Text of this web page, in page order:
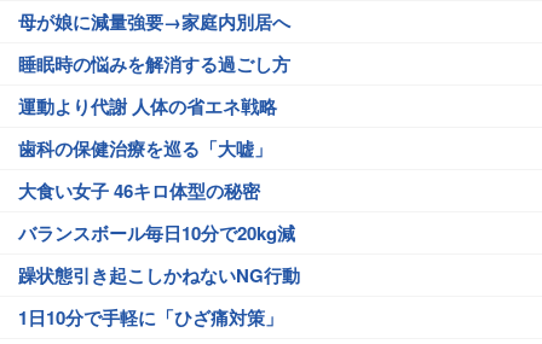
母が娘に減量強要→家庭内別居へ
睡眠時の悩みを解消する過ごし方
運動より代謝 人体の省エネ戦略
歯科の保健治療を巡る「大嘘」
大食い女子 46キロ体型の秘密
バランスボール毎日10分で20kg減
躁状態引き起こしかねないNG行動
1日10分で手軽に「ひざ痛対策」